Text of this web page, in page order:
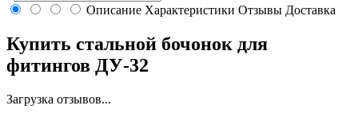
Описание Характеристики Отзывы Доставка
Купить стальной бочонок для
фитингов ДУ-32
Загрузка отзывов...